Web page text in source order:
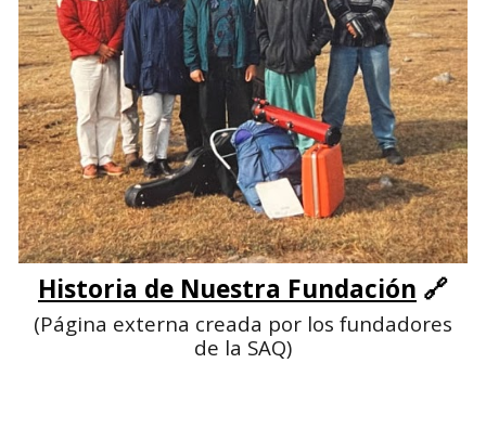
Historia de Nuestra Fundación 🔗
(Página externa creada por los fundadores
de la SAQ)